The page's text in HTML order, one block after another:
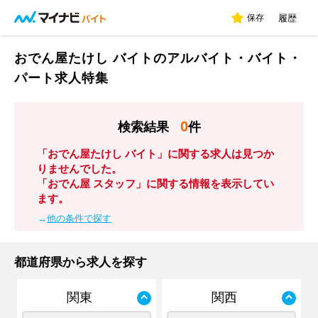
保存 履歴
おでん屋たけし バイトのアルバイト・バイト・
パート求人特集
検索結果 0件
「おでん屋たけし バイト」に関する求人は見つか
りませんでした。
「おでん屋 スタッフ」に関する情報を表示してい
ます。
→他の条件で探す
都道府県から求人を探す
関東 関西